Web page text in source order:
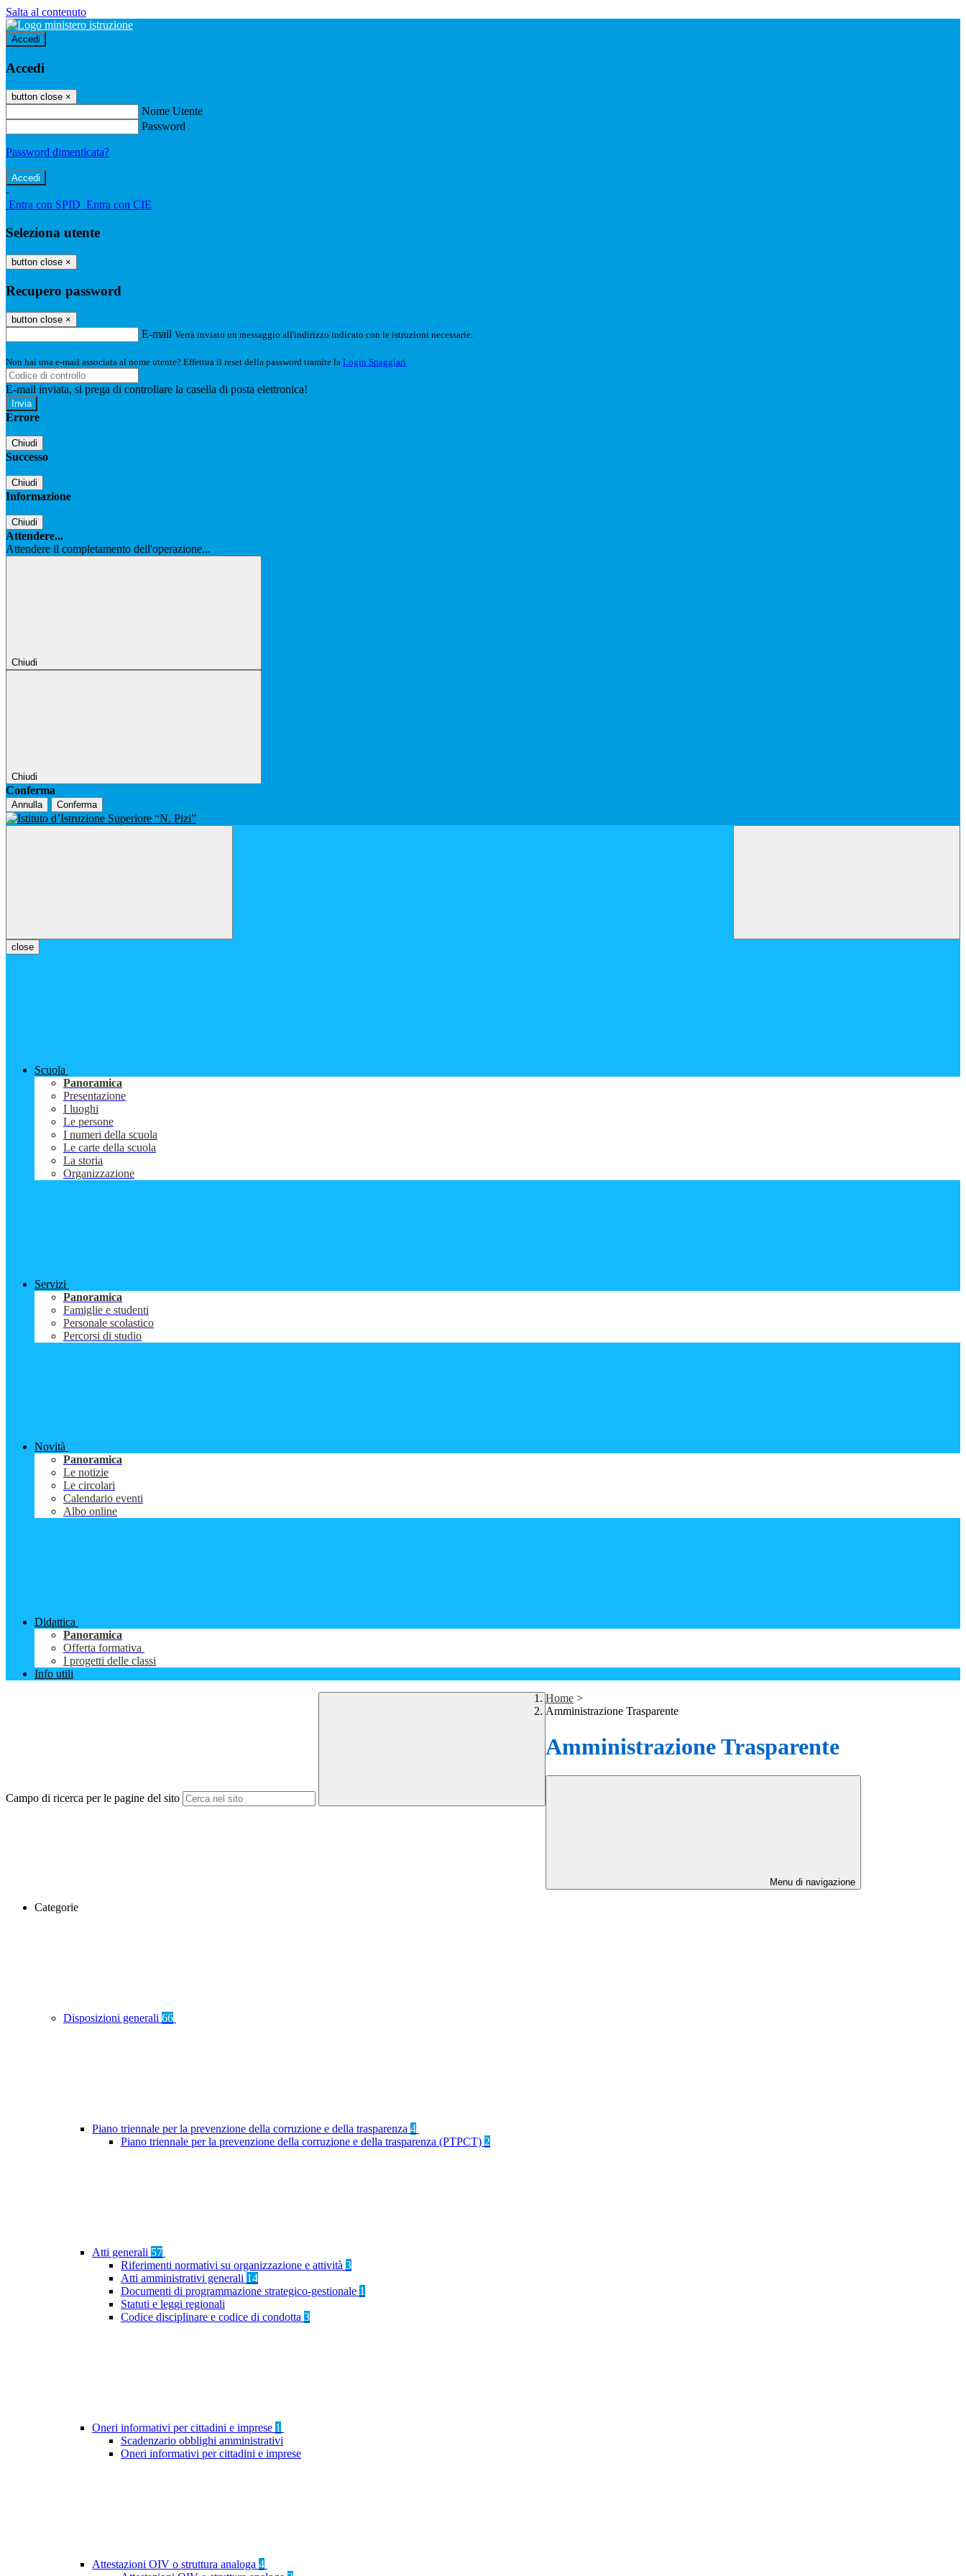
Salta al contenuto
Accedi
Accedi
button close ×
Nome Utente
Password
Password dimenticata?
-
Entra con SPID Entra con CIE
Seleziona utente
button close ×
Recupero password
button close ×
E-mail Verrà inviato un messaggio all'indirizzo indicato con le istruzioni necessarie.
Non hai una e-mail associata al nome utente? Effettua il reset della password tramite la Login Spaggiari
E-mail inviata, si prega di controllare la casella di posta elettronica!
Errore
Chiudi
Successo
Chiudi
Informazione
Chiudi
Attendere...
Attendere il completamento dell'operazione...
Chiudi
Chiudi
Conferma
Annulla Conferma
close
Scuola
Panoramica
Presentazione
I luoghi
Le persone
I numeri della scuola
Le carte della scuola
La storia
Organizzazione
Servizi
Panoramica
Famiglie e studenti
Personale scolastico
Percorsi di studio
Novità
Panoramica
Le notizie
Le circolari
Calendario eventi
Albo online
Didattica
Panoramica
Offerta formativa
I progetti delle classi
Info utili
Campo di ricerca per le pagine del sito
Home >
Amministrazione Trasparente
Amministrazione Trasparente
Menu di navigazione
Categorie
Disposizioni generali 66
Piano triennale per la prevenzione della corruzione e della trasparenza 4
Piano triennale per la prevenzione della corruzione e della trasparenza (PTPCT) 2
Atti generali 57
Riferimenti normativi su organizzazione e attività 3
Atti amministrativi generali 14
Documenti di programmazione strategico-gestionale 1
Statuti e leggi regionali
Codice disciplinare e codice di condotta 3
Oneri informativi per cittadini e imprese 1
Scadenzario obblighi amministrativi
Oneri informativi per cittadini e imprese
Attestazioni OIV o struttura analoga 4